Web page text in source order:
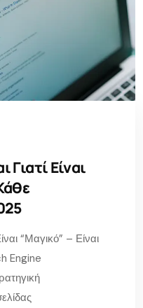
Γιατί Είναι
“Μαγικό” – Είναι
Engine